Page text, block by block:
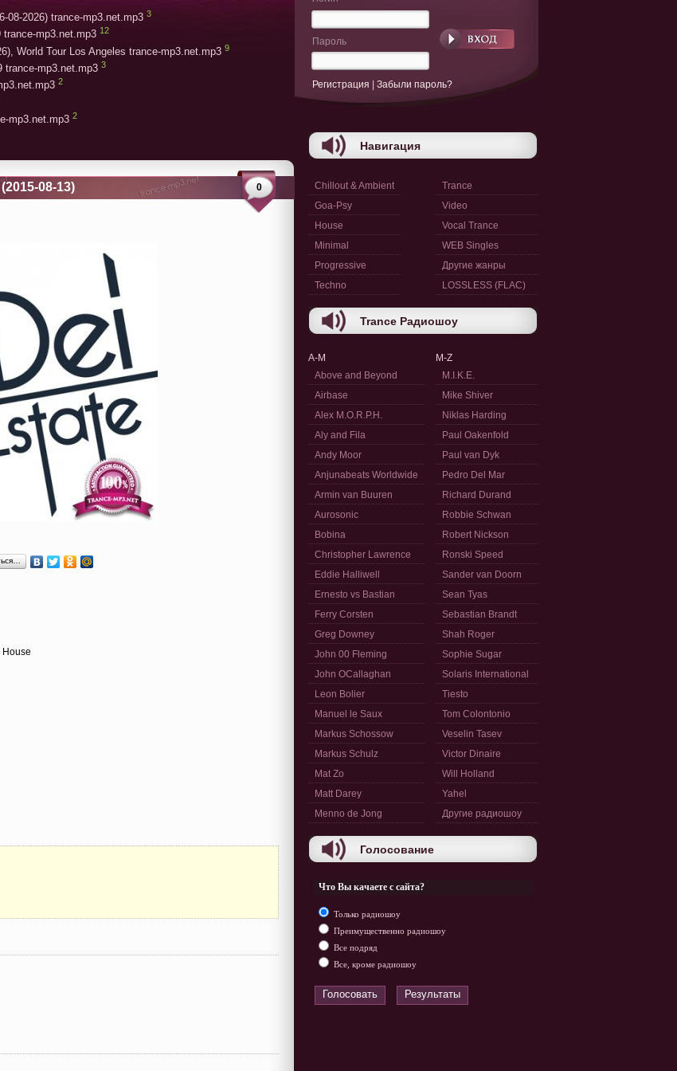
08-2026) trance-mp3.net.mp3 3
mp3.net.mp3 12
World Tour Los Angeles trance-mp3.net.mp3 9
trance-mp3.net.mp3 3
2
mp3.net.mp3 2
08-13) 0
House
Пароль
Регистрация Забыли пароль?
Навигация
Chillout & Ambient
Goa-Psy
House
Minimal
Progressive
Techno
Trance
Video
Vocal Trance
WEB Singles
Другие жанры
LOSSLESS (FLAC)
Trance Радиошоу
A-M
Above and Beyond
Airbase
Alex M.O.R.P.H.
Aly and Fila
Andy Moor
Anjunabeats Worldwide
Armin van Buuren
Aurosonic
Bobina
Christopher Lawrence
Eddie Halliwell
Ernesto vs Bastian
Ferry Corsten
Greg Downey
John 00 Fleming
John OCallaghan
Leon Bolier
Manuel le Saux
Markus Schossow
Markus Schulz
Mat Zo
Matt Darey
Menno de Jong
M-Z
M.I.K.E.
Mike Shiver
Niklas Harding
Paul Oakenfold
Paul van Dyk
Pedro Del Mar
Richard Durand
Robbie Schwan
Robert Nickson
Ronski Speed
Sander van Doorn
Sean Tyas
Sebastian Brandt
Shah Roger
Sophie Sugar
Solaris International
Tiesto
Tom Colontonio
Veselin Tasev
Victor Dinaire
Will Holland
Yahel
Другие радиошоу
Голосование
Что Вы качаете с сайта?
Только радиошоу
Преимущественно радиошоу
Все подряд
Все, кроме радиошоу
Голосовать Результаты